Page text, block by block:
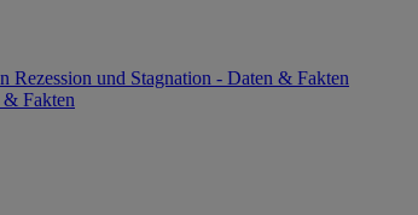
Rezession und Stagnation - Daten & Fakten
Fakten